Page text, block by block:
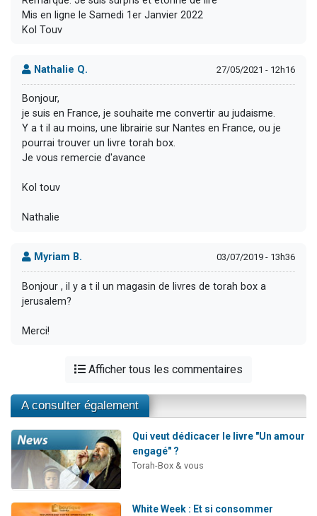
Mis en ligne le Samedi 1er Janvier 2022
Kol Touv
Nathalie Q. 27/05/2021 - 12h16
Bonjour,
je suis en France, je souhaite me convertir au judaisme.
Y a t il au moins, une librairie sur Nantes en France, ou je
pourrai trouver un livre torah box.
Je vous remercie d'avance
Kol touv
Nathalie
Myriam B. 03/07/2019 - 13h36
Bonjour , il y a t il un magasin de livres de torah box a
jerusalem?
Merci!
Afficher tous les commentaires
A consulter également
Qui veut dédicacer le livre "Un amour
engagé" ?
Torah-Box & vous
White Week : Et si consommer